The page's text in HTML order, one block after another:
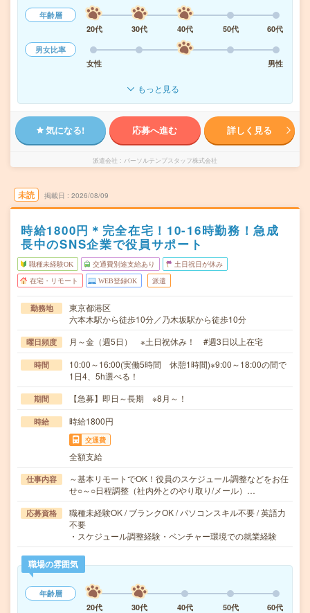
年齢層
20代
30代 40代 50代
60代
男女比率
女性
男性
もっと見る
気になる! 応募へ進む 詳しく見る
派遣会社 パーソルテンプスタッフ株式会社
未読 掲載日 2026/08/09
時給1800円＊完全在宅！10-16時勤務！急成
長中のSNS企業で役員サポート
職種未経験OK 交通費別途支給あり 土日祝日が休み
在宅・リモート WEB登録OK 派遣
勤務地
東京都港区
六本木駅から徒歩10分／乃木坂駅から徒歩10分
曜日頻度 月～金（週5日） ※土日祝休み！ #週3日以上在宅
時間
10:00～16:00(実働5時間 休憩1時間)※9:00～18:00の間で
1日4、5h選べる！
期間 【急募】即日～長期 ※8月～！
時給 時給1800円
交通費
全額支給
仕事内容
～基本リモートでOK！役員のスケジュール調整などをお任
せ○～○日程調整（社内外とのやり取り/メール）…
応募資格
職種未経験OK / ブランクOK / パソコンスキル不要 / 英語力
不要
・スケジュール調整経験・ベンチャー環境での就業経験
職場の雰囲気
年齢層
20代
30代 40代 50代
60代